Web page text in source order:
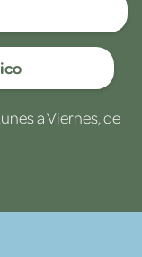
a Viernes, de